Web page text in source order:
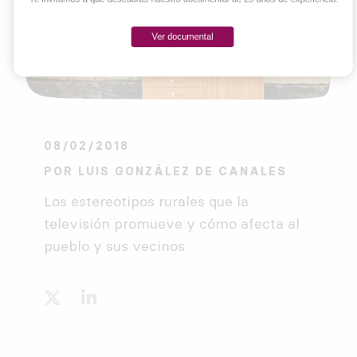
08/02/2018
POR
LUIS GONZÁLEZ DE CANALES
Los estereotipos rurales que la
televisión promueve y cómo afecta al
pueblo y sus vecinos
Ver documental